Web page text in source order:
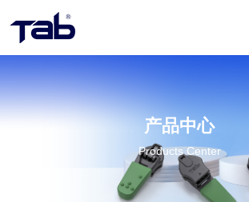
产品中心
Products Center